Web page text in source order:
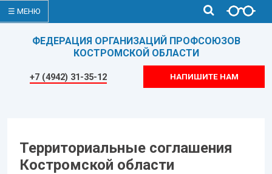
☰ МЕНЮ
ФЕДЕРАЦИЯ ОРГАНИЗАЦИЙ ПРОФСОЮЗОВ
КОСТРОМСКОЙ ОБЛАСТИ
+7 (4942) 31-35-12 НАПИШИТЕ НАМ
Территориальные соглашения
Костромской области